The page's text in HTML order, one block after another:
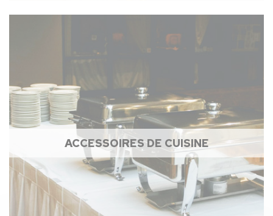
ACCESSOIRES DE CUISINE